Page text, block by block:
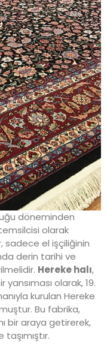
döneminden
olarak
sadece el işçiliğinin
derin tarihi ve
Hereke halı,
yansıması olarak, 19.
kurulan Hereke
Bu fabrika,
bir araya getirerek,
taşımıştır.